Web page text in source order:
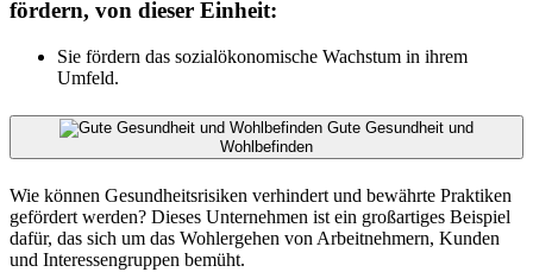
fördern, von dieser Einheit:
Sie fördern das sozialökonomische Wachstum in ihrem
Umfeld.
Gute Gesundheit und
Wohlbefinden
Wie können Gesundheitsrisiken verhindert und bewährte Praktiken
gefördert werden? Dieses Unternehmen ist ein großartiges Beispiel
dafür, das sich um das Wohlergehen von Arbeitnehmern, Kunden
und Interessengruppen bemüht.